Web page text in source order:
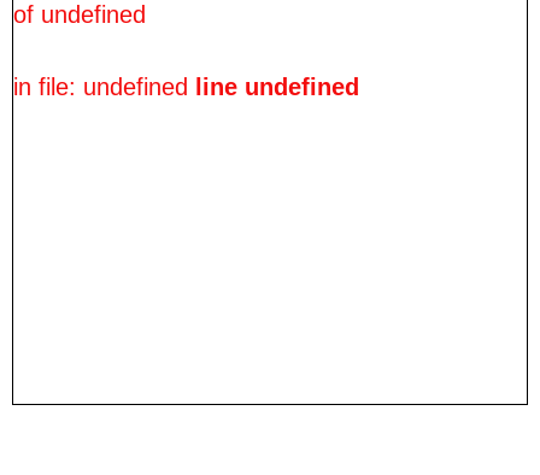
of undefined
in file: undefined line undefined